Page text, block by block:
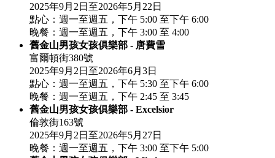
2025年9月2日至2026年5月22日
點心：週一至週五，下午 5:00 至下午 6:00
晚餐：週一至週五，下午 3:00 至 4:00
舊金山男孩女孩俱樂部 - 唐費雪
富爾頓街380號
2025年9月2日至2026年6月3日
點心：週一至週五，下午 5:30 至下午 6:00
晚餐：週一至週五，下午 2:45 至 3:45
舊金山男孩女孩俱樂部 - Excelsior
倫敦街163號
2025年9月2日至2026年5月27日
晚餐：週一至週五，下午 3:00 至下午 5:00